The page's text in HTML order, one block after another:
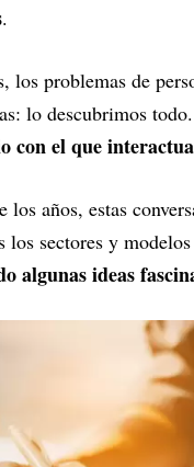
.
los problemas de
lo descubrimos todo.
con el que
años, estas
los sectores y
algunas ideas